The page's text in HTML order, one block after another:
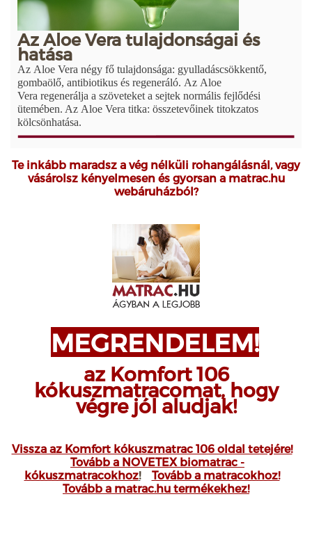
Az Aloe Vera tulajdonságai és
hatása
Az Aloe Vera négy fő tulajdonsága: gyulladáscsökkentő,
gombaölő, antibiotikus és regeneráló. Az Aloe
Vera regenerálja a szöveteket a sejtek normális fejlődési
ütemében. Az Aloe Vera titka: összetevőinek titokzatos
kölcsönhatása.
Te inkább maradsz a vég nélküli rohangálásnál, vagy
vásárolsz kényelmesen és gyorsan a matrac.hu
webáruházból?
MEGRENDELEM!
az Komfort 106
kókuszmatracomat, hogy
végre jól aludjak!
Vissza az Komfort kókuszmatrac 106 oldal tetejére!
Tovább a NOVETEX biomatrac -
kókuszmatracokhoz!
Tovább a matracokhoz!
Tovább a matrac.hu termékekhez!